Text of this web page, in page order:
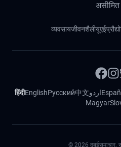
असीमित
व्यवसायजीवनशैलीयूएई
हिंदीEnglishРусский中文اردو
Magyar
© 2026 दुबईसमाचार.